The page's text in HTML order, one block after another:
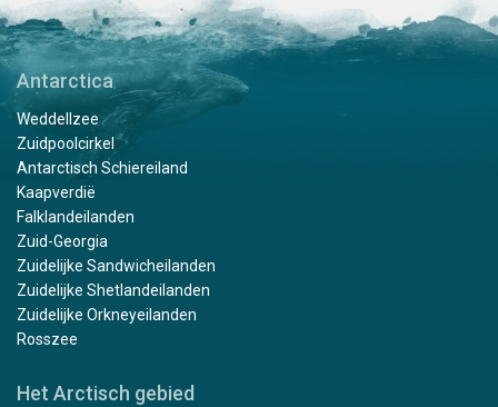
Antarctica
Weddellzee
Zuidpoolcirkel
Antarctisch Schiereiland
Kaapverdië
Falklandeilanden
Zuid-Georgia
Zuidelijke Sandwicheilanden
Zuidelijke Shetlandeilanden
Zuidelijke Orkneyeilanden
Rosszee
Het Arctisch gebied